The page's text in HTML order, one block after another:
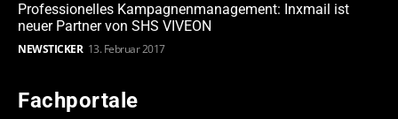
Professionelles Kampagnenmanagement: Inxmail ist
neuer Partner von SHS VIVEON
NEWSTICKER 13. Februar 2017
Fachportale